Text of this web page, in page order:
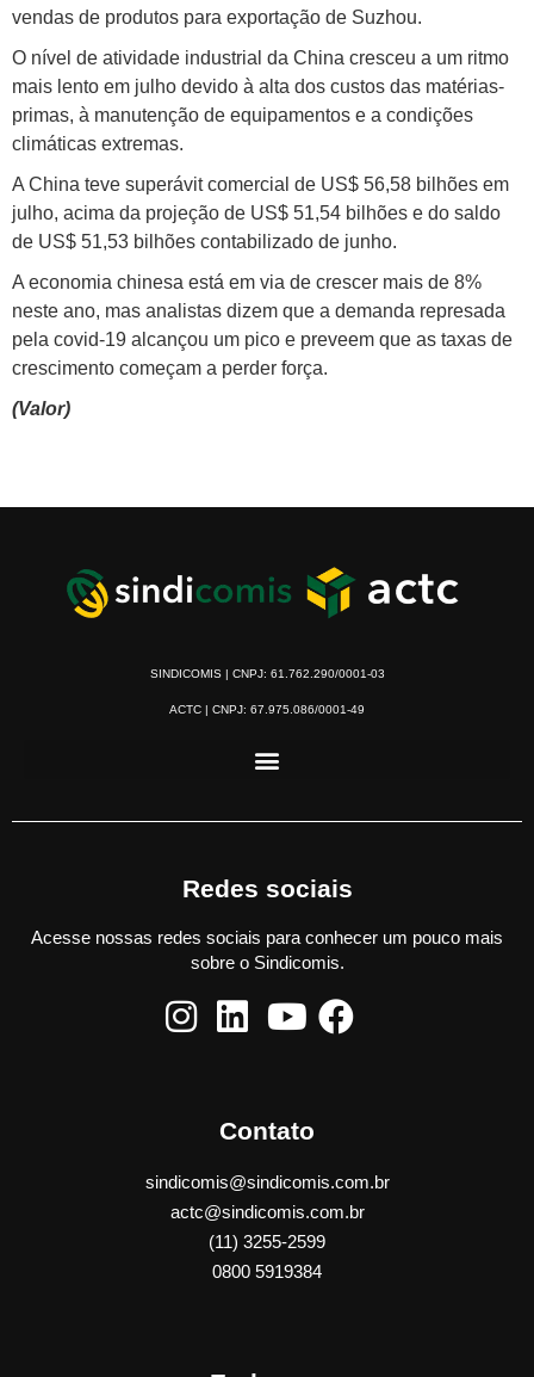
vendas de produtos para exportação de Suzhou.
O nível de atividade industrial da China cresceu a um ritmo
mais lento em julho devido à alta dos custos das matérias-
primas, à manutenção de equipamentos e a condições
climáticas extremas.
A China teve superávit comercial de US$ 56,58 bilhões em
julho, acima da projeção de US$ 51,54 bilhões e do saldo
de US$ 51,53 bilhões contabilizado de junho.
A economia chinesa está em via de crescer mais de 8%
neste ano, mas analistas dizem que a demanda represada
pela covid-19 alcançou um pico e preveem que as taxas de
crescimento começam a perder força.
(Valor)
SINDICOMIS | CNPJ: 61.762.290/0001-03
ACTC | CNPJ: 67.975.086/0001-49
Redes sociais
Acesse nossas redes sociais para conhecer um pouco mais
sobre o Sindicomis.
Contato
sindicomis@sindicomis.com.br
actc@sindicomis.com.br
(11) 3255-2599
0800 5919384